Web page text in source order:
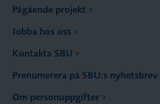
Pågående projekt
Jobba hos oss
Kontakta SBU
Prenumerera på SBU:s nyhetsbrev
Om personuppgifter